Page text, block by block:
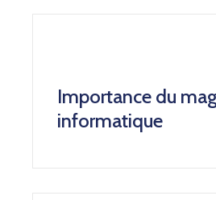
Importance du
informatique